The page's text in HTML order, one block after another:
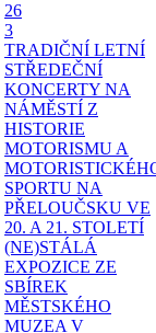
26
3
TRADIČNÍ LETNÍ
STŘEDEČNÍ
KONCERTY NA
NÁMĚSTÍ Z
HISTORIE
MOTORISMU A
SPORTU NA
PŘELOUČSKU VE
20. A 21. STOLETÍ
(NE)STÁLÁ
EXPOZICE ZE
SBÍREK
MĚSTSKÉHO
MUZEA V